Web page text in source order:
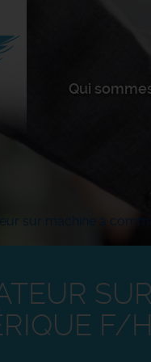
Qui
sur machine à
F/H